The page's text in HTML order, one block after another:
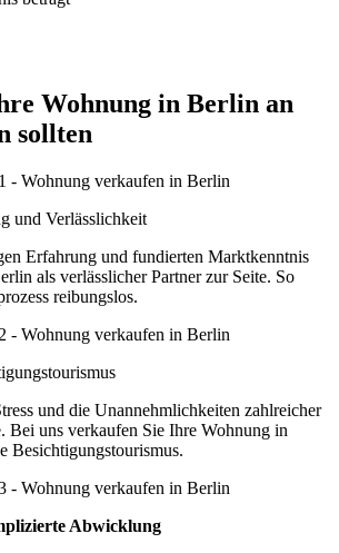
Wohnung in Berlin an
sollten
und Verlässlichkeit
Erfahrung und fundierten Marktkenntnis
als verlässlicher Partner zur Seite. So
reibungslos.
und die Unannehmlichkeiten zahlreicher
Bei uns verkaufen Sie Ihre Wohnung in
Besichtigungstourismus.
Abwicklung